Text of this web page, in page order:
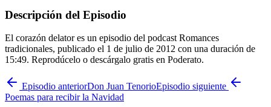
Descripción del Episodio
El corazón delator es un episodio del podcast Romances
tradicionales, publicado el 1 de julio de 2012 con una duración de
15:49. Reprodúcelo o descárgalo gratis en Poderato.
Episodio anteriorDon Juan TenorioEpisodio siguiente
Poemas para recibir la Navidad